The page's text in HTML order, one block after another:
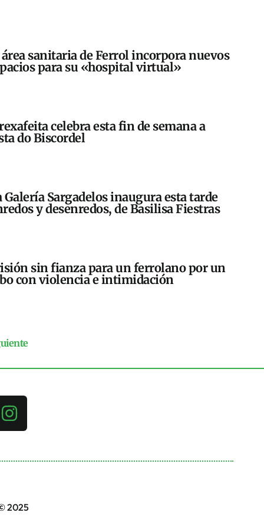
sanitaria de Ferrol incorpora nuevos
para su «hospital virtual»
celebra esta fin de semana a
do Biscordel
Galería Sargadelos inaugura esta tarde
y desenredos, de Basilisa Fiestras
sin fianza para un ferrolano por un
con violencia e intimidación
2025